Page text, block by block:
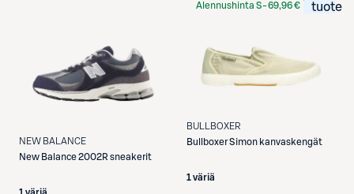
Alennushinta S-69,96 €
tuote
NEW BALANCE
New Balance2002R sneakerit
1 väriä
BULLBOXER
BullboxerSimon kanvaskengät
1 väriä